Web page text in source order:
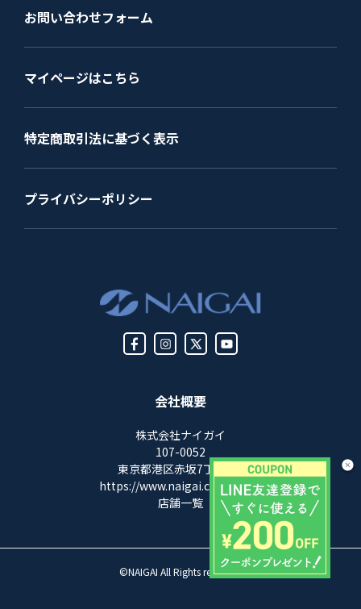
会社概要
株式会社ナイガイ
107-0052
東京都港区赤坂7丁目8-5
https://www.naigai.co.jp/corp/
店舗一覧
お問い合わせフォーム
マイページはこちら
特定商取引法に基づく表示
プライバシーポリシー
©NAIGAI All Rights reserved.